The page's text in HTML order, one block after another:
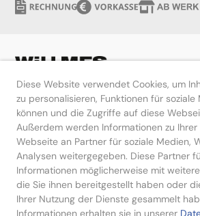
Diese Website verwendet Cookies, um
zu personalisieren, Funktionen für
können und die Zugriffe auf diese
Außerdem werden Informationen zu
Webseite an Partner für soziale Medien,
Analysen weitergegeben. Diese Partner
Informationen möglicherweise mit
die Sie ihnen bereitgestellt haben oder
Ihrer Nutzung der Dienste gesammelt
Informationen erhalten sie in unserer
Hilfe
Kontakt